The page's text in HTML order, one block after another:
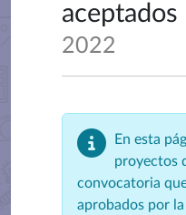
aceptados
2022
En esta
proyectos
convocatoria
aprobados por